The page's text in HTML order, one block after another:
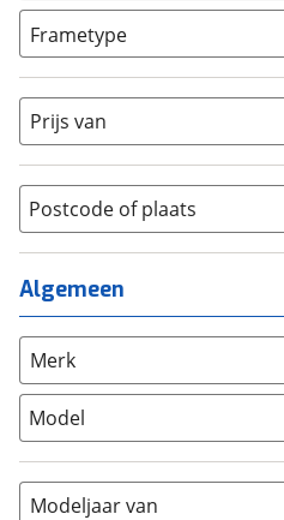
BMX / Freestyle fiets (0)
Cruiserfiets
Jeugdfiets (0)
Kinderfiets (0)
Ligfiets (0)
Mountainbike
Overig (0)
Racefiets
Stadsfiets (0)
Tandem
Vouwfiets (0)
Frametype
Dames (1)
Dames monotube
Heren (0)
Jongens
Lage instap (0)
Meisjes
Prijs van
Postcode of plaats
Algemeen
Merk
Model
Modeljaar van